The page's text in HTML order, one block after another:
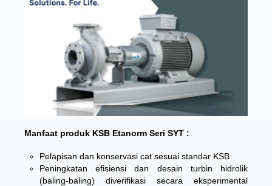
Manfaat produk KSB Etanorm Seri SYT :
Pelapisan dan konservasi cat sesuai standar KSB
Peningkatan efisiensi dan desain turbin hidrolik
(baling-baling) diverifikasi secara eksperimental